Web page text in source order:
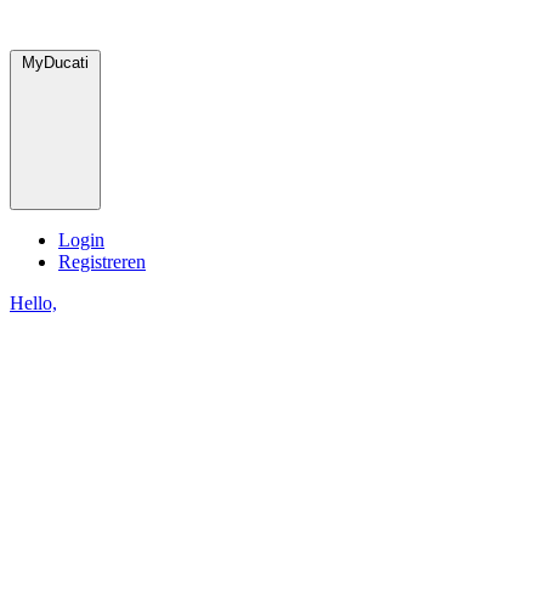
MyDucati
Login
Registreren
Hello,